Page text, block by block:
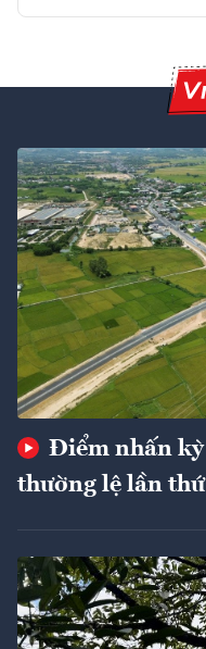
Điểm nhấn
thường lệ lần